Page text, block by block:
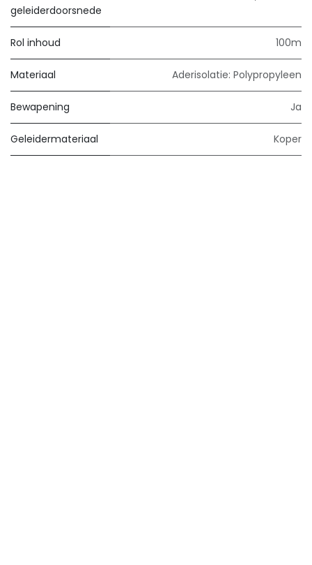
geleiderdoorsnede
Rol inhoud 100m
Materiaal Aderisolatie: Polypropyleen
Bewapening Ja
Geleidermateriaal Koper